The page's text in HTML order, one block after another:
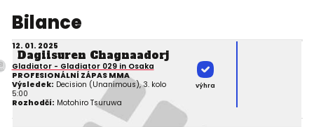
Bilance
12. 01. 2025
Dagiisuren Chagnaadorj
Gladiator - Gladiator 029 in Osaka
PROFESIONÁLNÍ ZÁPAS MMA
Výsledek: Decision (Unanimous), 3. kolo
5:00
Rozhodčí: Motohiro Tsuruwa
výhra